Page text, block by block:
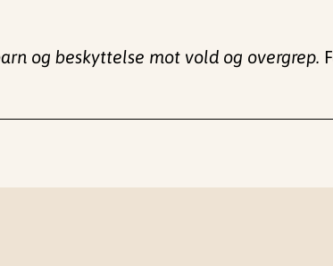
og beskyttelse mot vold og overgrep.